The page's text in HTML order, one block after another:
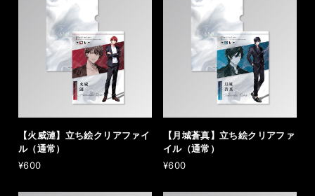
【火威漣】立ち絵クリアファイ
ル（通常）
¥600
【月城蒼真】立ち絵クリアファ
イル（通常）
¥600